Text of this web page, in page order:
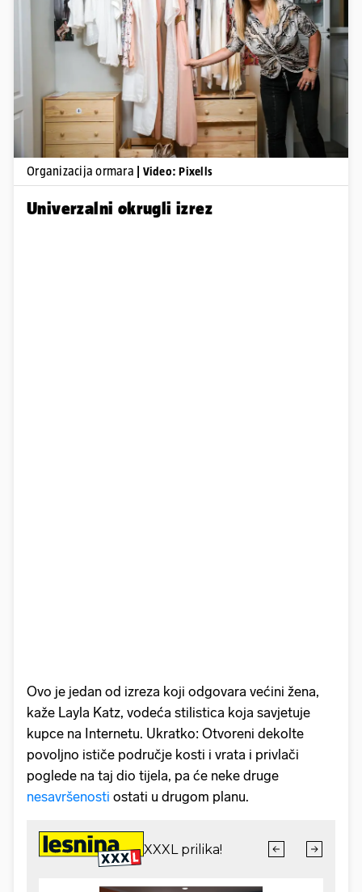
Pokretanje videa...
Organizacija ormara | Video: Pixells
Univerzalni okrugli izrez
Ovo je jedan od izreza koji odgovara većini žena,
kaže Layla Katz, vodeća stilistica koja savjetuje
kupce na Internetu. Ukratko: Otvoreni dekolte
povoljno ističe područje kosti i vrata i privlači
poglede na taj dio tijela, pa će neke druge
nesavršenosti ostati u drugom planu.